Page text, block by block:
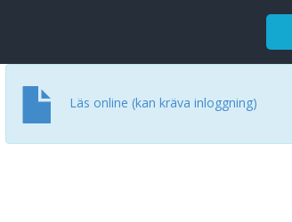
Logga in
Läs online (kan kräva inloggning)